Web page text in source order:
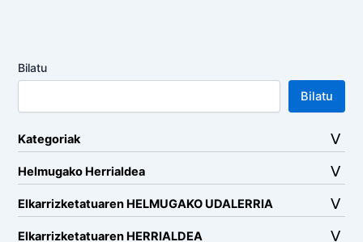
Bilatu
Bilatu
Kategoriak
Helmugako Herrialdea
Elkarrizketatuaren HELMUGAKO UDALERRIA
Elkarrizketatuaren HERRIALDEA